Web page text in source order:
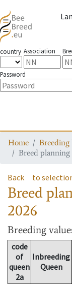
country Association
Password
Home
Breeding
Breed
Back to
Breed
2026
Breeding
code
of
queen
2a
Inbreeding
Queen